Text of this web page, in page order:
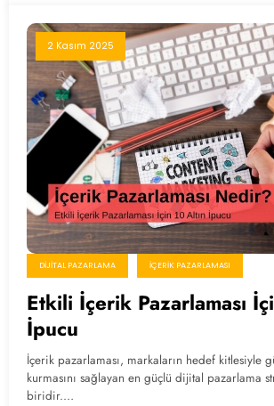
2 Kasım 2025
DIJITAL PAZARLAMA İÇERIK PAZARLAMASI
Etkili İçerik Pazarlaması
İpucu
İçerik pazarlaması, markaların hedef kitlesiyle
kurmasını sağlayan en güçlü dijital pazarlama
biridir.…